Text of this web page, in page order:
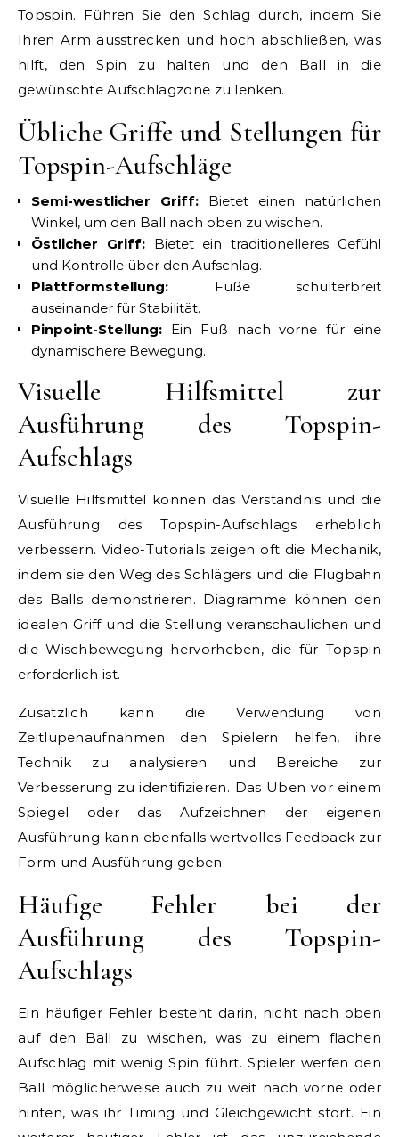
Topspin. Führen Sie den Schlag durch, indem Sie
Ihren Arm ausstrecken und hoch abschließen, was
hilft, den Spin zu halten und den Ball in die
gewünschte Aufschlagzone zu lenken.
Übliche Griffe und Stellungen für
Topspin-Aufschläge
Semi-westlicher Griff: Bietet einen natürlichen
Winkel, um den Ball nach oben zu wischen.
Östlicher Griff:Bietet ein traditionelleres Gefühl
und Kontrolle über den Aufschlag.
Plattformstellung: Füße schulterbreit
auseinander für Stabilität.
Pinpoint-Stellung: Ein Fuß nach vorne für eine
dynamischere Bewegung.
Visuelle Hilfsmittel zur
Ausführung des Topspin-
Aufschlags
Visuelle Hilfsmittel können das Verständnis und die
Ausführung des Topspin-Aufschlags erheblich
verbessern. Video-Tutorials zeigen oft die Mechanik,
indem sie den Weg des Schlägers und die Flugbahn
des Balls demonstrieren. Diagramme können den
idealen Griff und die Stellung veranschaulichen und
die Wischbewegung hervorheben, die für Topspin
erforderlich ist.
Zusätzlich kann die Verwendung von
Zeitlupenaufnahmen den Spielern helfen, ihre
Technik zu analysieren und Bereiche zur
Verbesserung zu identifizieren. Das Üben vor einem
Spiegel oder das Aufzeichnen der eigenen
Ausführung kann ebenfalls wertvolles Feedback zur
Form und Ausführung geben.
Häufige Fehler bei der
Ausführung des Topspin-
Aufschlags
Ein häufiger Fehler besteht darin, nicht nach oben
auf den Ball zu wischen, was zu einem flachen
Aufschlag mit wenig Spin führt. Spieler werfen den
Ball möglicherweise auch zu weit nach vorne oder
hinten, was ihr Timing und Gleichgewicht stört. Ein